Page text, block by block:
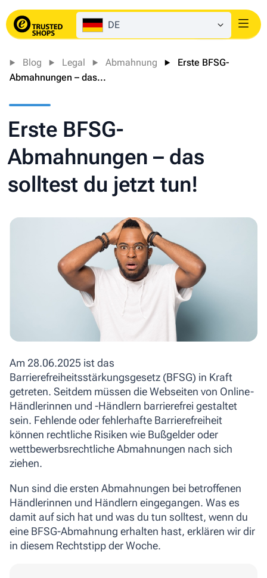
DE Login
Blog Legal Abmahnung
Erste BFSG-
Abmahnungen – das...
Erste BFSG-
Abmahnungen – das
solltest du jetzt tun!
Am 28.06.2025 ist das
Barrierefreiheitsstärkungsgesetz (BFSG) in Kraft
getreten. Seitdem müssen die Webseiten von Online-
Händlerinnen und -Händlern barrierefrei gestaltet
sein. Fehlende oder fehlerhafte Barrierefreiheit
können rechtliche Risiken wie Bußgelder oder
wettbewerbsrechtliche Abmahnungen nach sich
ziehen.
Nun sind die ersten Abmahnungen bei betroffenen
Händlerinnen und Händlern eingegangen. Was es
damit auf sich hat und was du tun solltest, wenn du
eine BFSG-Abmahnung erhalten hast, erklären wir dir
in diesem Rechtstipp der Woche.